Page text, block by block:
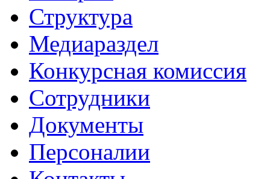
Структура
Медиараздел
Конкурсная комиссия
Сотрудники
Документы
Персоналии